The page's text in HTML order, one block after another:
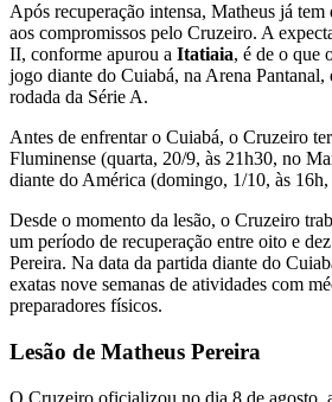
Após recuperação intensa, Matheus já tem
aos compromissos pelo Cruzeiro. A
II, conforme apurou a Itatiaia, é de o que
jogo diante do Cuiabá, na Arena Pantanal,
rodada da Série A.
Antes de enfrentar o Cuiabá, o Cruzeiro
Fluminense (quarta, 20/9, às 21h30, no
diante do América (domingo, 1/10, às
Desde o momento da lesão, o Cruzeiro
um período de recuperação entre oito e
Pereira. Na data da partida diante do
exatas nove semanas de atividades com
preparadores físicos.
Lesão de Matheus Pereira
O Cruzeiro oficializou no dia 8 de agosto,